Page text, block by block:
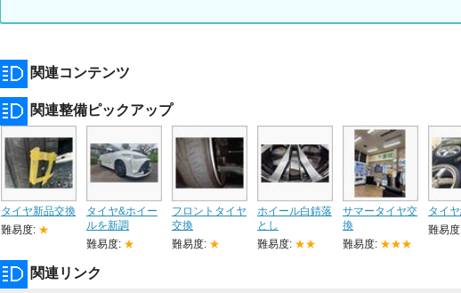
関連コンテンツ
関連整備ピックアップ
タイヤ新品交換
難易度: ★
タイヤ&ホイー
ルを新調
難易度: ★
フロントタイヤ
交換
難易度: ★
ホイール白錆落
とし
難易度: ★★
サマータイヤ交
換
難易度: ★★★
タイ
難易
関連リンク